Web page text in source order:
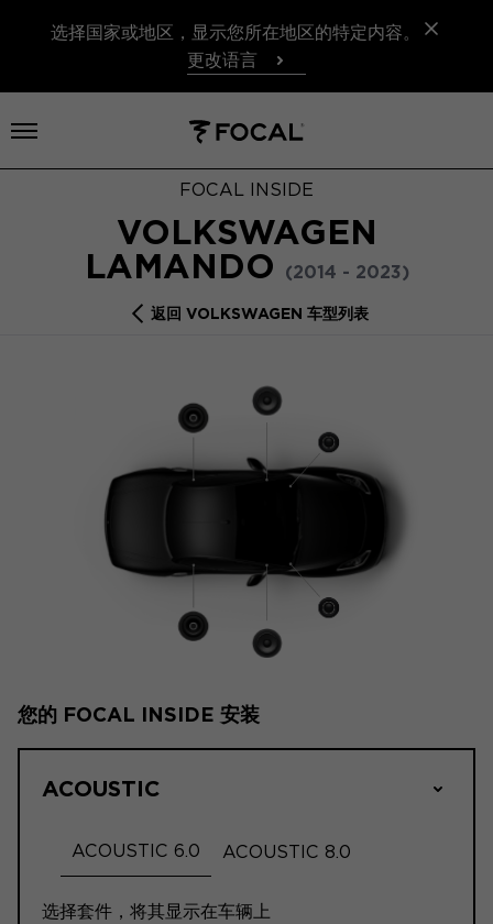
选择国家或地区，显示您所在地区的特定内容。
更改语言
打开菜单
FOCAL INSIDE
VOLKSWAGEN
LAMANDO
(2014 - 2023)
返回 VOLKSWAGEN 车型列表
您的 FOCAL INSIDE 安装
ACOUSTIC
ACOUSTIC 6.0 ACOUSTIC 8.0
选择套件，将其显示在车辆上